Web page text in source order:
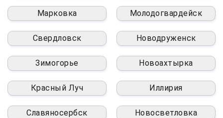
Марковка Молодогвардейск
Свердловск Новодруженск
Зимогорье Новоахтырка
Красный Луч Иллирия
Славяносербск Новосветловка